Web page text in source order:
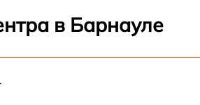
мин
в Барнауле